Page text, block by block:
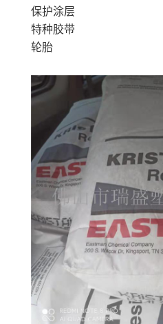
铸蜡
商业印刷油墨
卫生粘合剂
聚合物改性
保护涂层
特种胶带
轮胎